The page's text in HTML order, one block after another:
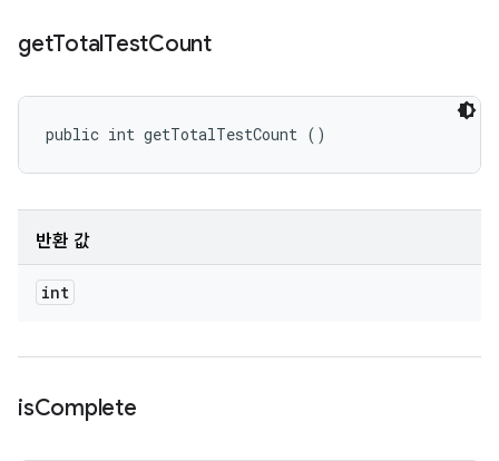
getTotalTestCount
public int getTotalTestCount ()
반환 값
int
isComplete